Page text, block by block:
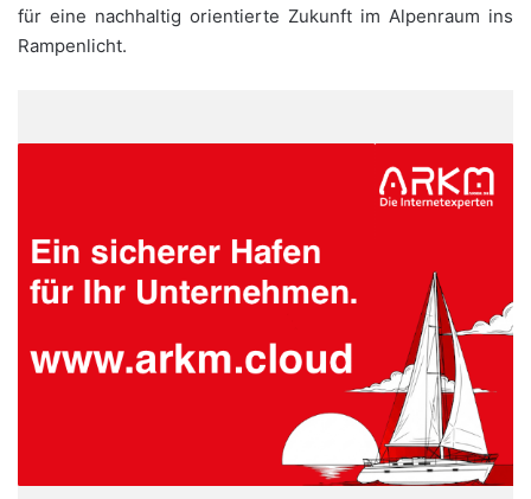
für eine nachhaltig orientierte Zukunft im Alpenraum ins
Rampenlicht.